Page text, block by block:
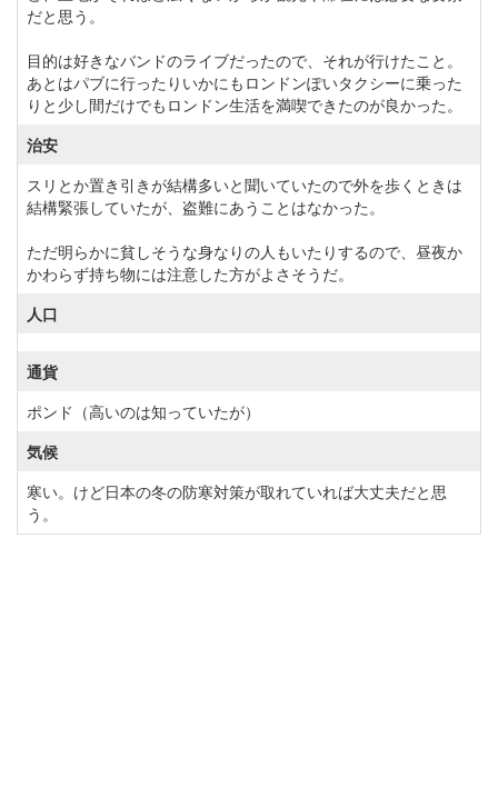
だと思う。
目的は好きなバンドのライブだったので、それが行けたこと。
あとはパブに行ったりいかにもロンドンぽいタクシーに乗った
りと少し間だけでもロンドン生活を満喫できたのが良かった。
治安
スリとか置き引きが結構多いと聞いていたので外を歩くときは
結構緊張していたが、盗難にあうことはなかった。
ただ明らかに貧しそうな身なりの人もいたりするので、昼夜か
かわらず持ち物には注意した方がよさそうだ。
人口
通貨
ポンド（高いのは知っていたが）
気候
寒い。けど日本の冬の防寒対策が取れていれば大丈夫だと思
う。